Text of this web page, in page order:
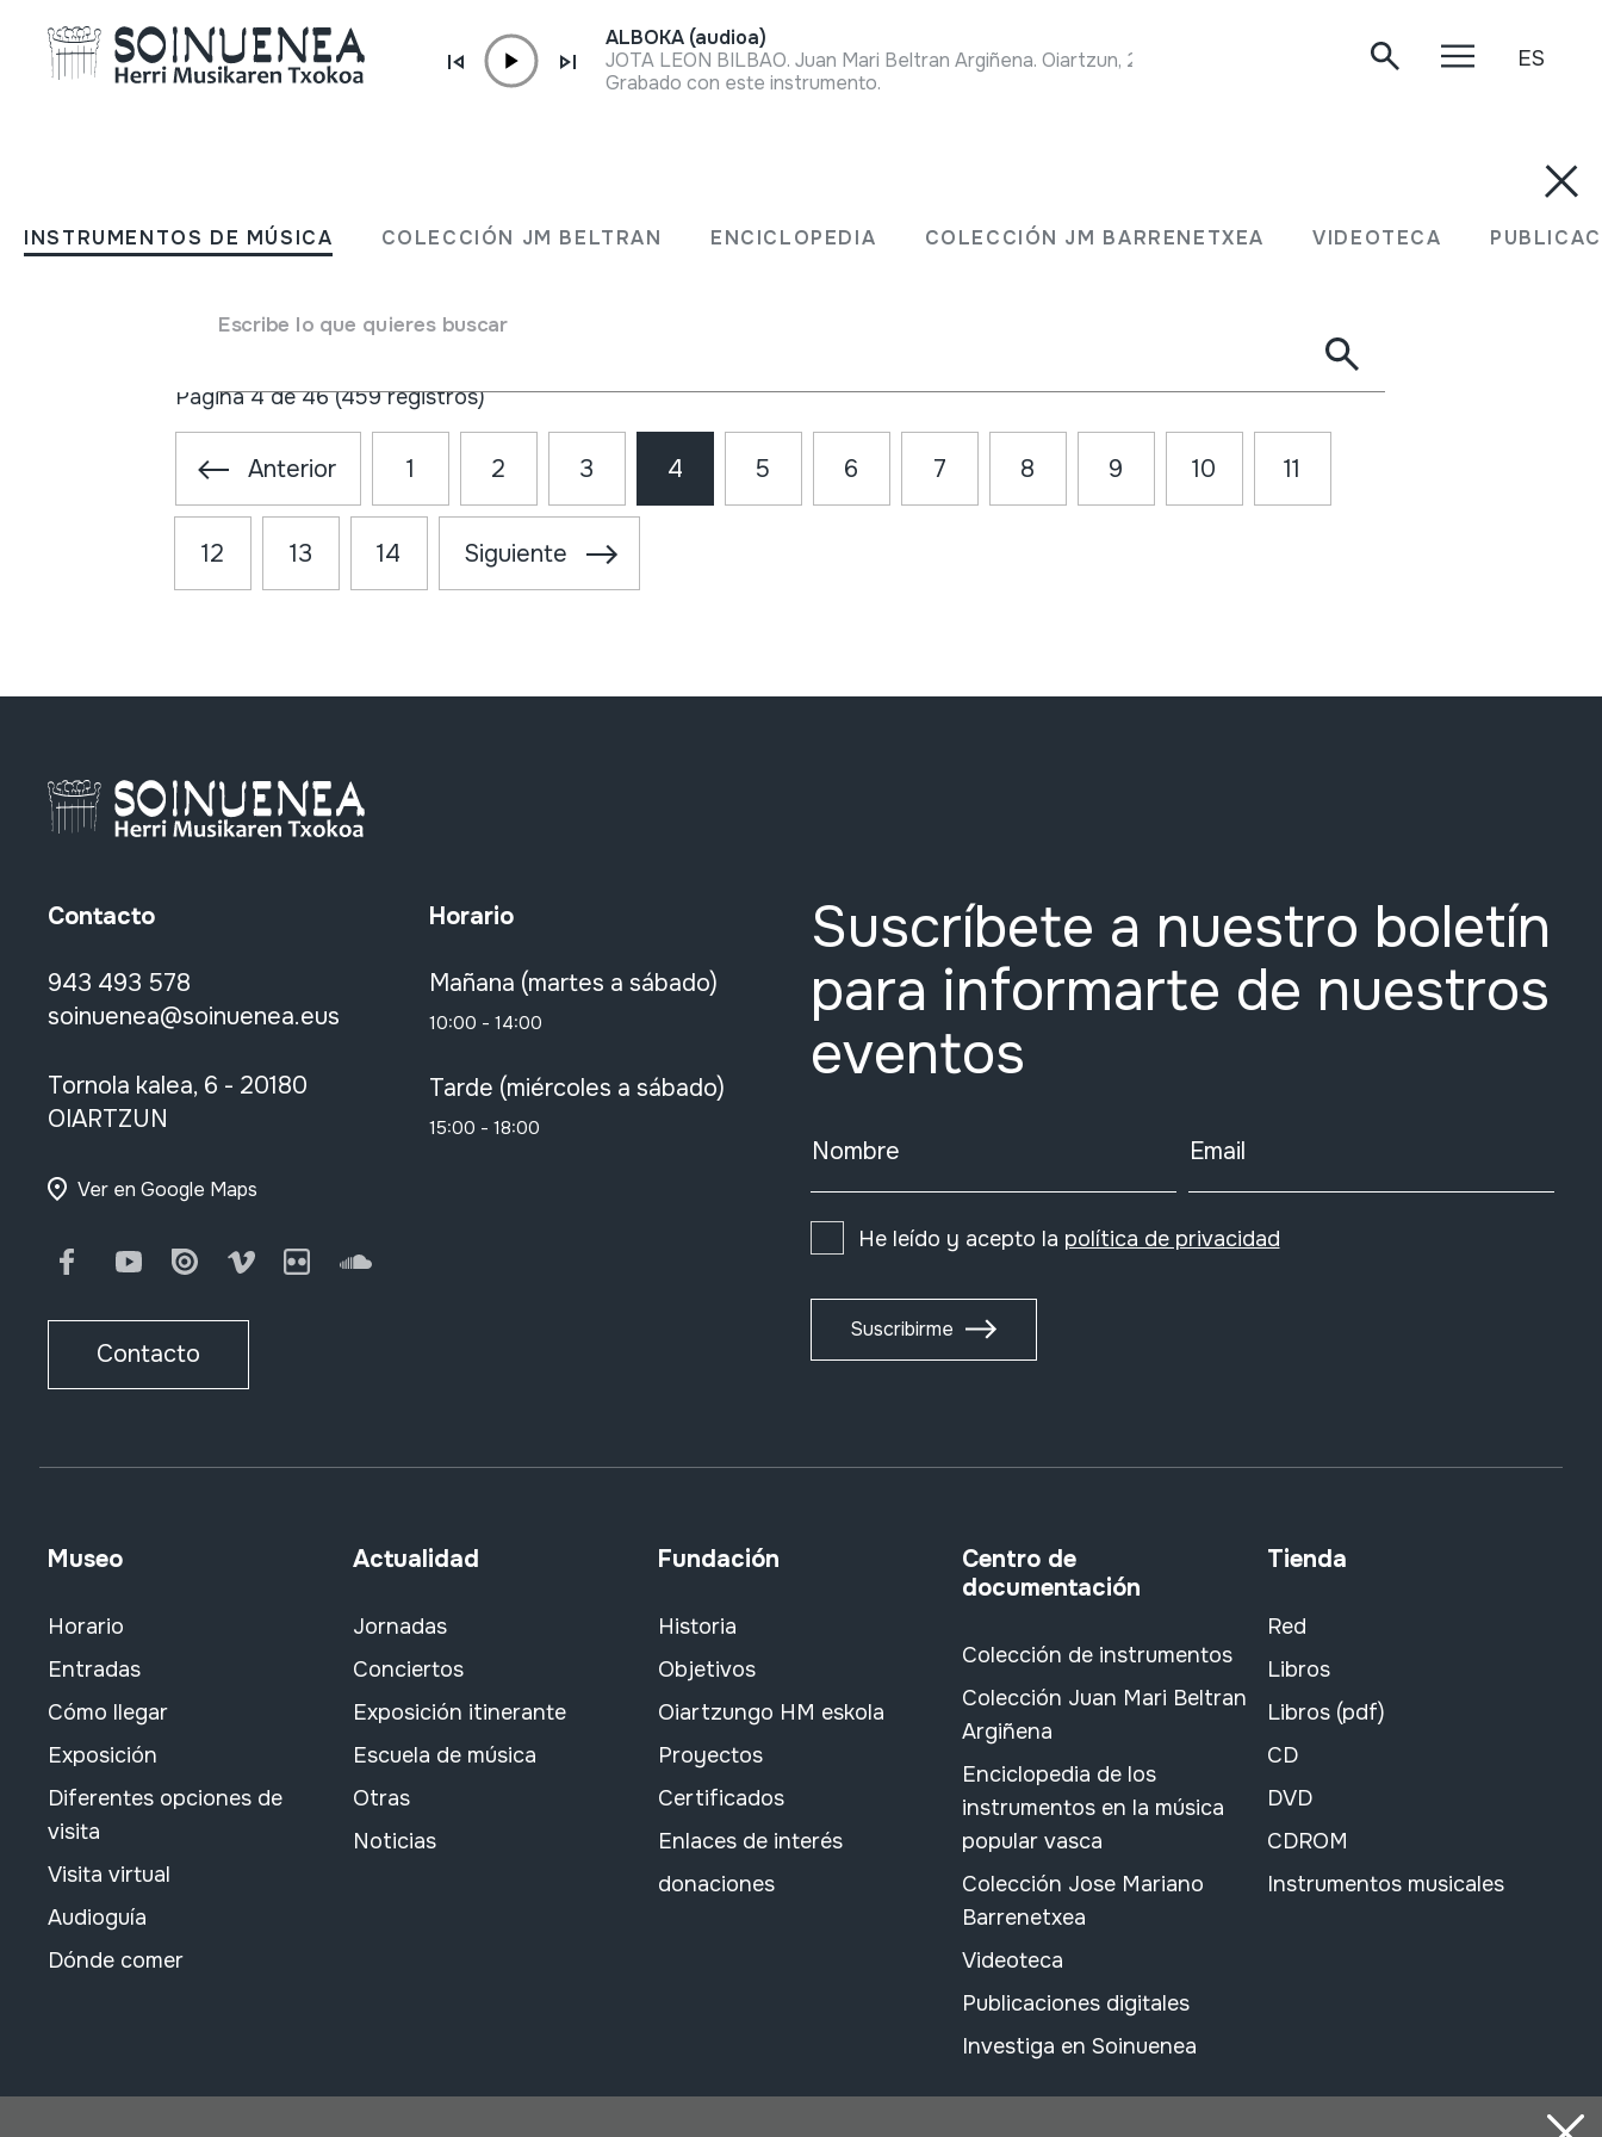
INSTRUMENTOS DE MÚSICA COLECCIÓN JM BELTRAN ENCICLOPEDIA COLECCIÓN JM BARRENETXEA VIDEOTECA
Escribe lo que quieres buscar
ALBOKA (audioa)
JOTA LEON BILBAO. Juan Mari Beltran Argiñena. Oiartzun, 2020-03-16.
Grabado con este instrumento.
ES
Noticias
Página 4 de 46 (459 registros)
Anterior 1 2 3 4 5 6 7 8 9 10 11
12 13 14 Siguiente
Contacto
943 493 578
soinuenea@soinuenea.eus
Tornola kalea, 6 - 20180
OIARTZUN
Ver en Google Maps
FacebookYoutubeIssuu Vimeo FlickrSoundCloud
Contacto
Horario
Mañana (martes a sábado)
10:00 - 14:00
Tarde (miércoles a sábado)
15:00 - 18:00
Suscríbete a nuestro boletín
para informarte de nuestros
eventos
Nombre Email
He leído y acepto la política de privacidad
Suscribirme
Museo
Horario
Entradas
Cómo llegar
Exposición
Diferentes opciones de
visita
Visita virtual
Audioguía
Dónde comer
Actualidad
Jornadas
Conciertos
Exposición itinerante
Escuela de música
Otras
Noticias
Fundación
Historia
Objetivos
Oiartzungo HM eskola
Proyectos
Certificados
Enlaces de interés
donaciones
Centro de
documentación
Colección de instrumentos
Colección Juan Mari Beltran
Argiñena
Enciclopedia de los
instrumentos en la música
popular vasca
Colección Jose Mariano
Barrenetxea
Videoteca
Publicaciones digitales
Investiga en Soinuenea
Tienda
Red
Libros
Libros (pdf)
CD
DVD
CDROM
Instrumentos musicales